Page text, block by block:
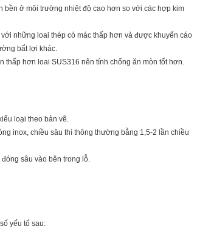
bền ở môi trường nhiệt độ cao hơn so với các hợp kim
những loai thép có mác thấp hơn và được khuyến cáo
bất lợi khác.
hơn loai SUS316 nên tính chống ăn mòn tốt hơn.
loại theo bản vẽ.
inox, chiều sâu thì thông thường bằng 1,5-2 lần chiều
sâu vào bên trong lỗ.
yếu tố sau: